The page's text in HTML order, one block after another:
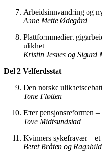
Arbeidsinnvandring og
Anne Mette Ødegård
Plattformmediert
ulikhet
Kristin Jesnes og Sigurd
Del 2 Velferdsstat
Den norske
Tone Fløtten
Etter pensjonsreformen
Tove Midtsundstad
Kvinners sykefravær – et
Beret Bråten og Ragnhild